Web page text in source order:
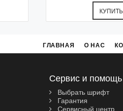
КУПИТЬ
ГЛАВНАЯ О НАС
Сервис и помощь
Выбрать шрифт
Гарантия
Сервисный центр